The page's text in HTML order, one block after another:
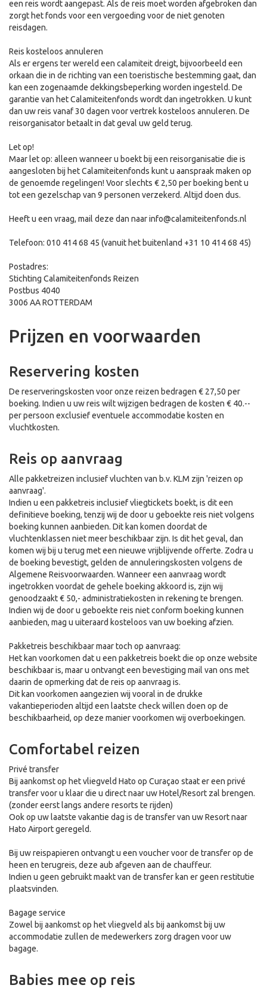
een reis wordt aangepast. Als de reis moet worden afgebroken dan
zorgt het fonds voor een vergoeding voor de niet genoten
reisdagen.
Reis kosteloos annuleren
Als er ergens ter wereld een calamiteit dreigt, bijvoorbeeld een
orkaan die in de richting van een toeristische bestemming gaat, dan
kan een zogenaamde dekkingsbeperking worden ingesteld. De
garantie van het Calamiteitenfonds wordt dan ingetrokken. U kunt
dan uw reis vanaf 30 dagen voor vertrek kosteloos annuleren. De
reisorganisator betaalt in dat geval uw geld terug.
Let op!
Maar let op: alleen wanneer u boekt bij een reisorganisatie die is
aangesloten bij het Calamiteitenfonds kunt u aanspraak maken op
de genoemde regelingen! Voor slechts € 2,50 per boeking bent u
tot een gezelschap van 9 personen verzekerd. Altijd doen dus.
Heeft u een vraag, mail deze dan naar info@calamiteitenfonds.nl
Telefoon: 010 414 68 45 (vanuit het buitenland +31 10 414 68 45)
Postadres:
Stichting Calamiteitenfonds Reizen
Postbus 4040
3006 AA ROTTERDAM
Prijzen en voorwaarden
Reservering kosten
De reserveringskosten voor onze reizen bedragen € 27,50 per
boeking. Indien u uw reis wilt wijzigen bedragen de kosten € 40.--
per persoon exclusief eventuele accommodatie kosten en
vluchtkosten.
Reis op aanvraag
Alle pakketreizen inclusief vluchten van b.v. KLM zijn 'reizen op
aanvraag'.
Indien u een pakketreis inclusief vliegtickets boekt, is dit een
definitieve boeking, tenzij wij de door u geboekte reis niet volgens
boeking kunnen aanbieden. Dit kan komen doordat de
vluchtenklassen niet meer beschikbaar zijn. Is dit het geval, dan
komen wij bij u terug met een nieuwe vrijblijvende offerte. Zodra u
de boeking bevestigt, gelden de annuleringskosten volgens de
Algemene Reisvoorwaarden. Wanneer een aanvraag wordt
ingetrokken voordat de gehele boeking akkoord is, zijn wij
genoodzaakt € 50,- administratiekosten in rekening te brengen.
Indien wij de door u geboekte reis niet conform boeking kunnen
aanbieden, mag u uiteraard kosteloos van uw boeking afzien.
Pakketreis beschikbaar maar toch op aanvraag:
Het kan voorkomen dat u een pakketreis boekt die op onze website
beschikbaar is, maar u ontvangt een bevestiging mail van ons met
daarin de opmerking dat de reis op aanvraag is.
Dit kan voorkomen aangezien wij vooral in de drukke
vakantieperioden altijd een laatste check willen doen op de
beschikbaarheid, op deze manier voorkomen wij overboekingen.
Comfortabel reizen
Privé transfer
Bij aankomst op het vliegveld Hato op Curaçao staat er een privé
transfer voor u klaar die u direct naar uw Hotel/Resort zal brengen.
(zonder eerst langs andere resorts te rijden)
Ook op uw laatste vakantie dag is de transfer van uw Resort naar
Hato Airport geregeld.
Bij uw reispapieren ontvangt u een voucher voor de transfer op de
heen en terugreis, deze aub afgeven aan de chauffeur.
Indien u geen gebruikt maakt van de transfer kan er geen restitutie
plaatsvinden.
Bagage service
Zowel bij aankomst op het vliegveld als bij aankomst bij uw
accommodatie zullen de medewerkers zorg dragen voor uw
bagage.
Babies mee op reis